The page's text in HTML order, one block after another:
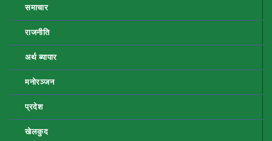
समाचार
राजनीति
अर्थ ब्यापार
मनोरञ्जन
प्रदेश
खेलकुद